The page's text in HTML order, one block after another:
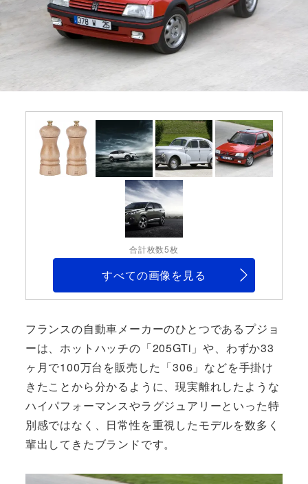
合計枚数5枚
すべての画像を見る
フランスの自動車メーカーのひとつであるプジョ
ーは、ホットハッチの「205GTi」や、わずか33
ヶ月で100万台を販売した「306」などを手掛け
きたことから分かるように、現実離れしたような
ハイパフォーマンスやラグジュアリーといった特
別感ではなく、日常性を重視したモデルを数多く
輩出してきたブランドです。